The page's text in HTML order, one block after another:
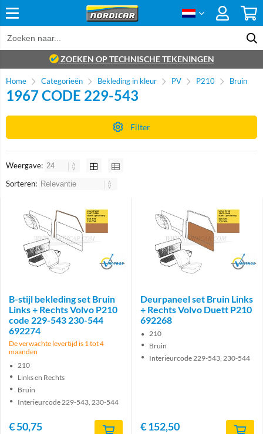
ZOEKEN OP TECHNISCHE TEKENINGEN
Home Categorieën Bekleding in kleur PV P210 Bruin
1967 CODE 229-543
Filter
Weergave:
Sorteren:
Brand
B-stijl bekleding set Bruin
Links + Rechts Volvo P210
code 229-543 230-544
692274
De verwachte levertijd is 1 tot 4
maanden
210
Links en Rechts
Bruin
Interieurcode 229-543, 230-544
€50,75
Brand
Deurpaneel set Bruin Links
+ Rechts Volvo Duett P210
692268
210
Bruin
Interieurcode 229-543, 230-544
€152,50